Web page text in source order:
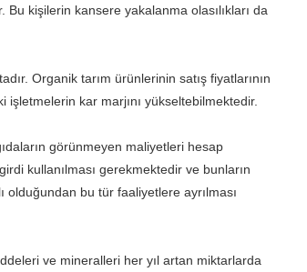
Bu kişilerin kansere yakalanma olasılıkları da
Organik tarım ürünlerinin satış fiyatlarının
işletmelerin kar marjını yükseltebilmektedir.
görünmeyen maliyetleri hesap
kullanılması gerekmektedir ve bunların
olduğundan bu tür faaliyetlere ayrılması
ve mineralleri her yıl artan miktarlarda